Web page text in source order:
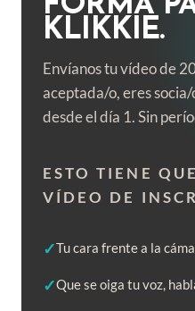
KLIKKIE.
Envíanos tu vídeo de
aceptada/o, eres
desde el día 1. Sin
ESTO TIENE
VÍDEO DE
Tu cara frente a la
Que se oiga tu voz,